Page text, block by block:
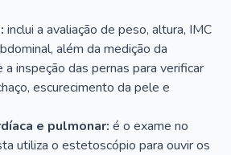
inclui a avaliação de peso, altura, IMC
além da medição da
inspeção das pernas para verificar
escurecimento da pele e
e pulmonar: é o exame no
utiliza o estetoscópio para ouvir os